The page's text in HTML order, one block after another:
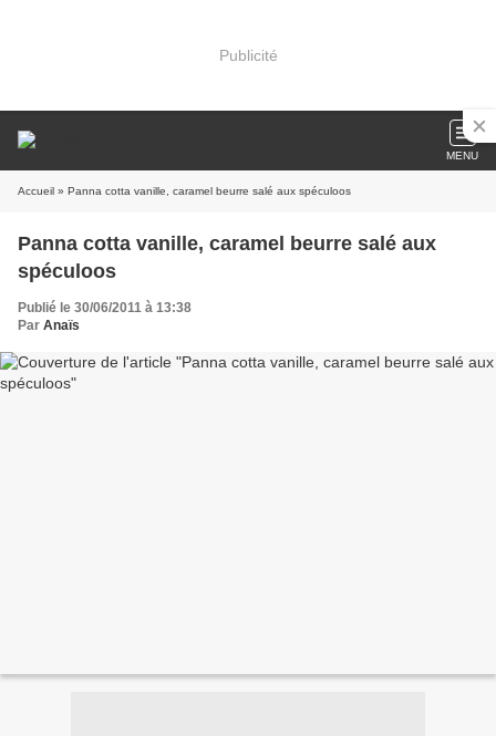
Publicité
MENU
Accueil » Panna cotta vanille, caramel beurre salé aux spéculoos
Panna cotta vanille, caramel beurre salé aux
spéculoos
Publié le 30/06/2011 à 13:38
Par Anaïs